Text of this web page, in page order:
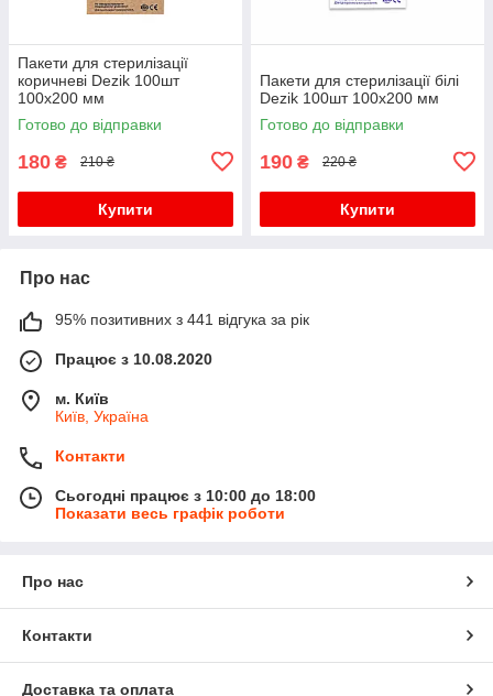
Пакети для стерилізації
коричневі Dezik 100шт
100х200 мм
Готово до відправки
180 ₴ 210 ₴
Купити
Пакети для стерилізації білі
Dezik 100шт 100х200 мм
Готово до відправки
190 ₴ 220 ₴
Купити
Про нас
95% позитивних з 441 відгука за рік
Працює з 10.08.2020
м. Київ
Київ, Україна
Контакти
Сьогодні працює з 10:00 до 18:00
Показати весь графік роботи
Про нас
Контакти
Доставка та оплата